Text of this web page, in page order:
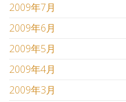
2009年7月
2009年6月
2009年5月
2009年4月
2009年3月